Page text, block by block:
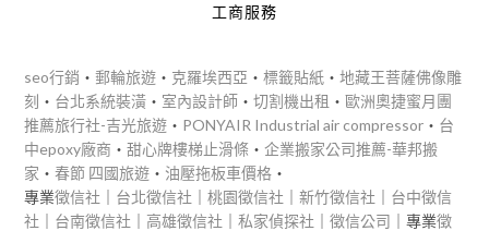
工商服務
seo行銷 ‧郵輪旅遊 ‧ 克羅埃西亞 ‧標籤貼紙 ‧地藏王菩薩佛像雕
刻 ‧ 台北系統裝潢 ‧ 室內設計師 ‧切割機出租 ‧歐洲奧捷蜜月團
推薦旅行社-吉光旅遊 ‧ PONYAIR Industrial air compressor ‧ 台
中epoxy廠商 ‧甜心牌樓梯止滑條 ‧企業搬家公司推薦-華邦搬
家 ‧春節 四國旅遊 ‧ 油壓拖板車價格 ‧
專業徵信社 台北徵信社 ｜桃園徵信社 ｜新竹徵信社
台中徵信
社
台南徵信社 高雄徵信社 ｜私家偵探社 ｜徵信公司 ｜專業徵